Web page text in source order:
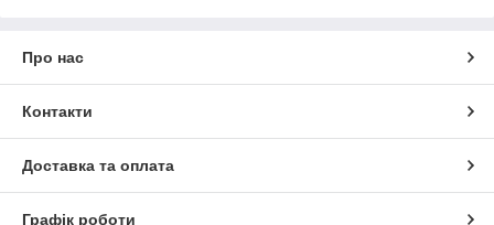
Про нас
Контакти
Доставка та оплата
Графік роботи